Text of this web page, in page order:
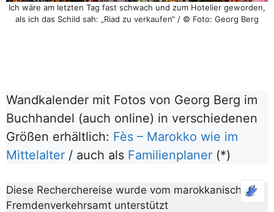
Ich wäre am letzten Tag fast schwach und zum Hotelier geworden,
als ich das Schild sah: „Riad zu verkaufen“ / © Foto: Georg Berg
Wandkalender mit Fotos von Georg Berg im
Buchhandel (auch online) in verschiedenen
Größen erhältlich: Fès – Marokko wie im
Mittelalter / auch als Familienplaner (*)
Diese Recherchereise wurde vom marokkanischen
Fremdenverkehrsamt unterstützt